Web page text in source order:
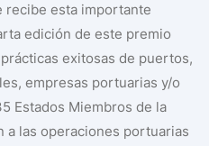
recibe esta importante
edición de este premio
exitosas de puertos,
empresas portuarias y/o
Estados Miembros de la
a las operaciones portuarias